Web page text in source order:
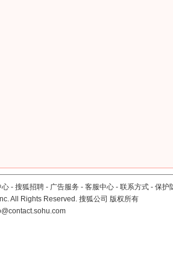
心 - 搜狐招聘 - 广告服务 - 客服中心 - 联系方式 - 保护
All Rights Reserved. 搜狐公司 版权所有